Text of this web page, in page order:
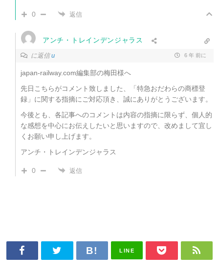
0 返信
アンチ・トレインデンジャラス
に返信u 6 年 前に
japan-railway.com編集部の梅田様へ
先日こちらがコメント致しました、「特急おだわらの商標登
録」に関する指摘にご対応頂き、誠にありがとうございます。
今後とも、各記事へのコメントは内容の指摘に限らず、個人的
な感想を中心にお伝えしたいと思いますので、改めまして宜し
くお願い申し上げます。
アンチ・トレインデンジャラス
0 返信
LINE